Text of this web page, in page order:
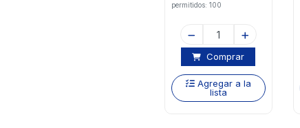
permitidos: 100
Comprar
Agregar a la
lista